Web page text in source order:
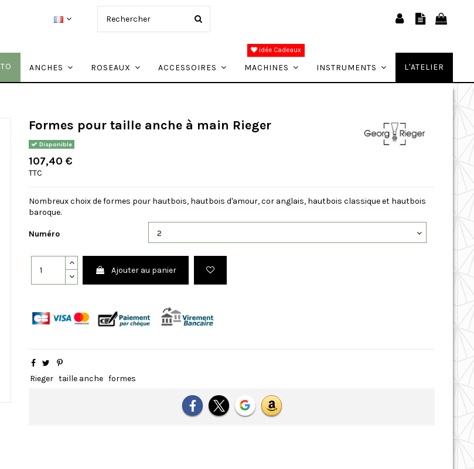
ANCHES ROSEAUX ACCESSOIRES MACHINES
idée Cadeaux
INSTRUMENTS L'ATELIER
Formes pour taille anche à main Rieger
Disponible
107,40 €
TTC
Nombreux choix de formes pour hautbois, hautbois d'amour, cor anglais, hautbois classique et hautbois
baroque.
Numéro
Ajouter au panier
Rieger taille anche formes